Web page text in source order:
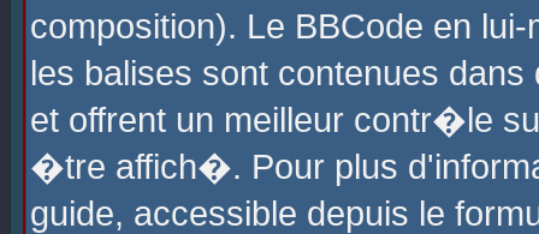
composition). Le BBCode en
les balises sont contenues
et offrent un meilleur contr�le
�tre affich�. Pour plus
guide, accessible depuis le